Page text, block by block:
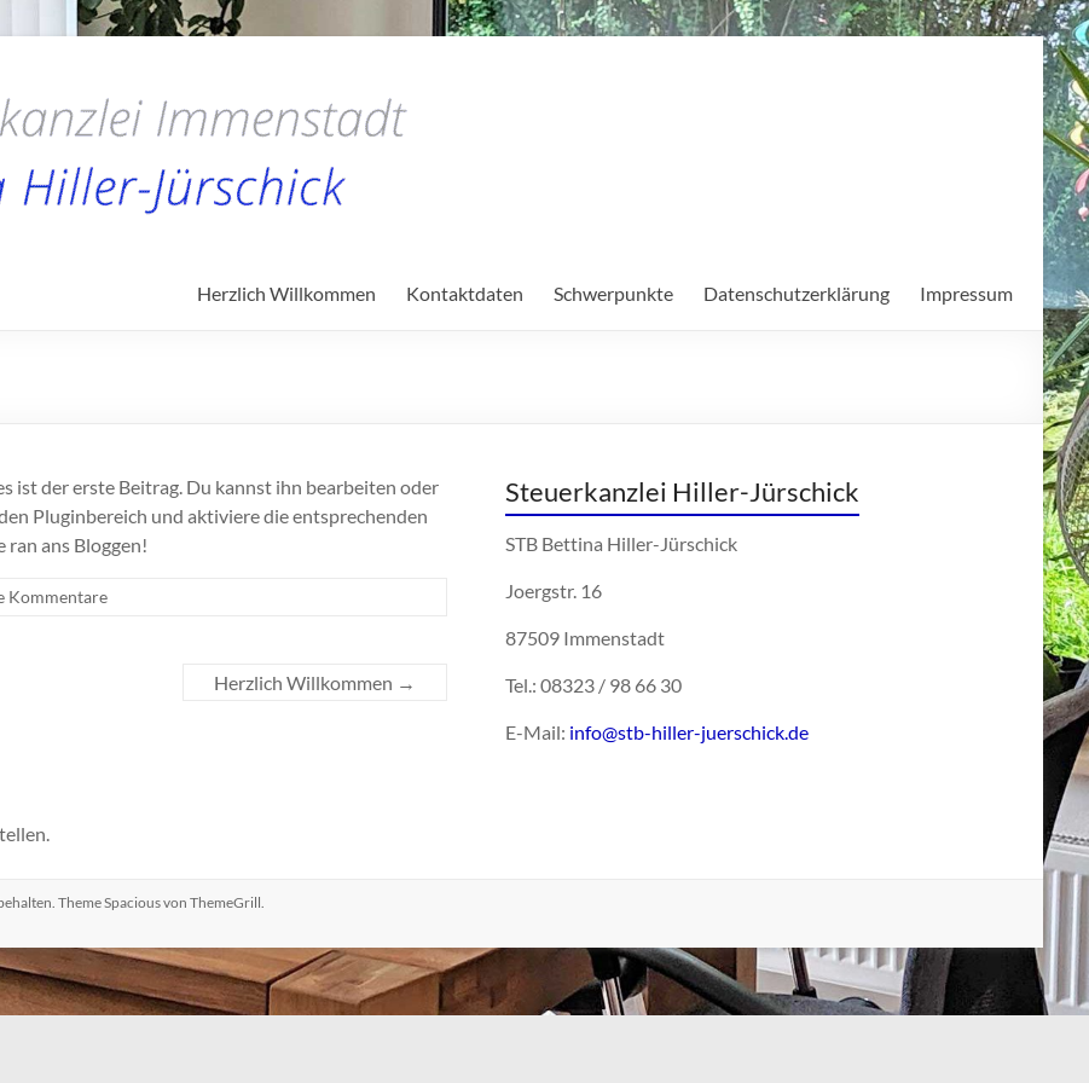
Herzlich Willkommen Kontaktdaten Schwerpunkte Datenschutzerklärung Impressum
ist der erste Beitrag. Du kannst ihn bearbeiten oder
Pluginbereich und aktiviere die entsprechenden
ran ans Bloggen!
Kommentare
Herzlich Willkommen →
Steuerkanzlei Hiller-Jürschick
STB Bettina Hiller-Jürschick
Joergstr. 16
87509 Immenstadt
Tel.: 08323 / 98 66 30
E-Mail: info@stb-hiller-juerschick.de
ThemeSpaciousvon ThemeGrill.